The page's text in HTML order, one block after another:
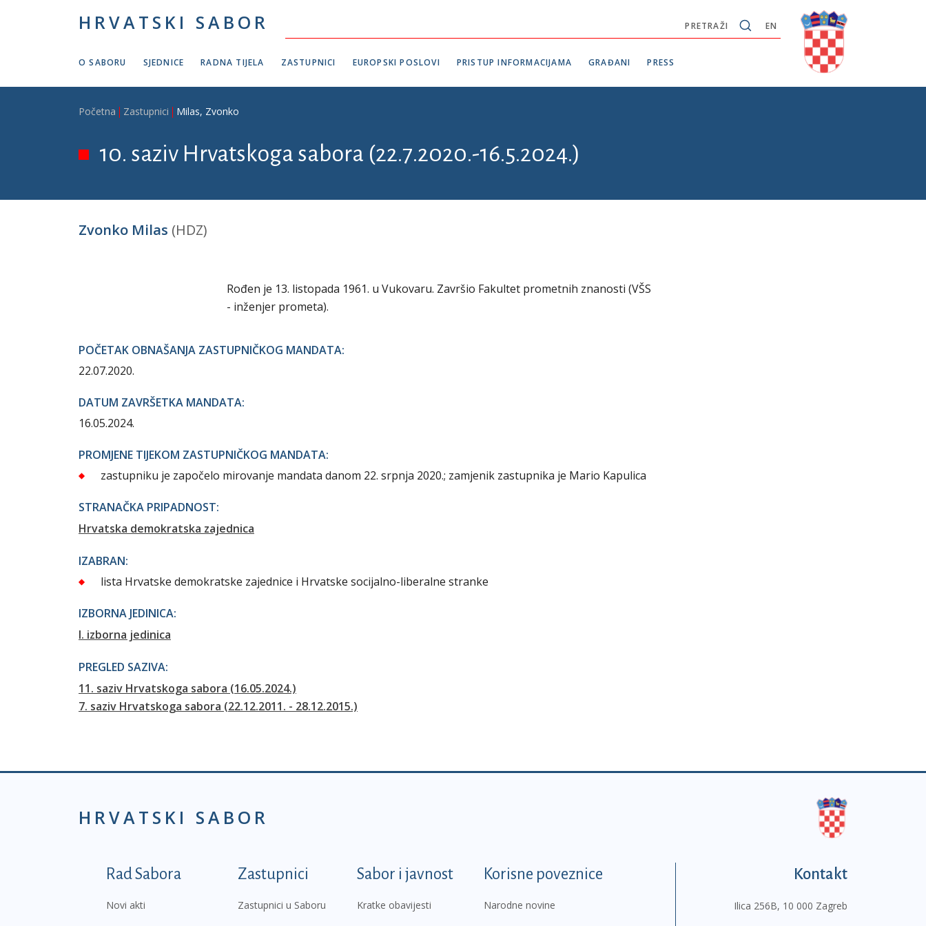
HRVATSKI SABOR EN
PRETRAŽI
O SABORU SJEDNICE RADNA TIJELA ZASTUPNICI EUROPSKI POSLOVI PRISTUP INFORMACIJAMA GRAĐANI PRESS
Breadcrumb
Početna Zastupnici Milas, Zvonko
10. saziv Hrvatskoga sabora (22.7.2020.-16.5.2024.)
Zvonko Milas (HDZ)
Rođen je 13. listopada 1961. u Vukovaru. Završio Fakultet prometnih znanosti (VŠS
- inženjer prometa).
POČETAK OBNAŠANJA ZASTUPNIČKOG MANDATA:
22.07.2020.
DATUM ZAVRŠETKA MANDATA:
16.05.2024.
PROMJENE TIJEKOM ZASTUPNIČKOG MANDATA:
zastupniku je započelo mirovanje mandata danom 22. srpnja 2020.; zamjenik zastupnika je Mario Kapulica
STRANAČKA PRIPADNOST:
Hrvatska demokratska zajednica
IZABRAN:
lista Hrvatske demokratske zajednice i Hrvatske socijalno-liberalne stranke
IZBORNA JEDINICA:
I. izborna jedinica
PREGLED SAZIVA:
11. saziv Hrvatskoga sabora (16.05.2024.)
7. saziv Hrvatskoga sabora (22.12.2011. - 28.12.2015.)
HRVATSKI SABOR
Podnožje prvi izbornik
Rad Sabora
Novi akti
Zastupnici
Zastupnici u Saboru
Sabor i javnost
Kratke obavijesti
Korisne poveznice
Narodne novine
Kontakt
Ilica 256B, 10 000 Zagreb